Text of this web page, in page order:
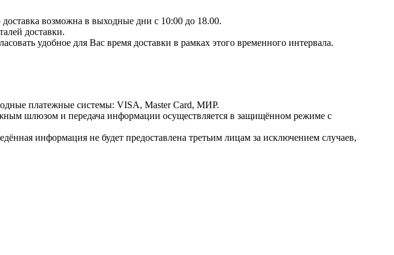
возможна в выходные дни с 10:00 до 18.00.
доставки.
удобное для Вас время доставки в рамках этого временного интервала.
платежные системы: VISA, Master Card, МИР.
шлюзом и передача информации осуществляется в защищённом режиме с
информация не будет предоставлена третьим лицам за исключением случаев,